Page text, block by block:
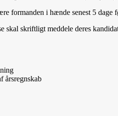
formanden i hænde senest 5 dage
skal skriftligt meddele deres
årsregnskab